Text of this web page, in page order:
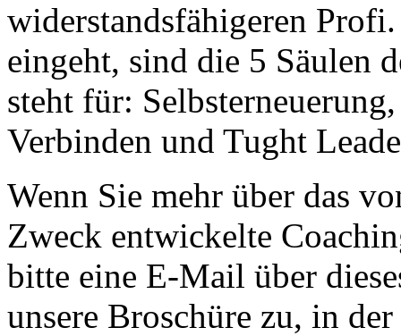
widerstandsfähigeren
eingeht, sind die 5 Säulen
steht für:
Verbinden und Tught
Wenn Sie mehr über das
Zweck entwickelte
bitte eine E-Mail über
unsere Broschüre zu, in